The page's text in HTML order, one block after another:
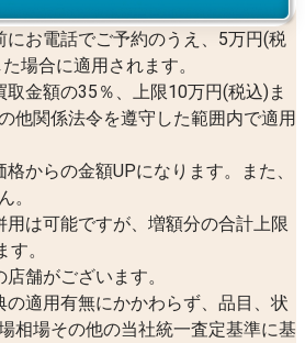
お電話でご予約のうえ、5万円(税
場合に適用されます。
金額の35％、上限10万円(税込)ま
他関係法令を遵守した範囲内で適用
からの金額UPになります。また、
。
は可能ですが、増額分の合計上限
。
舗がございます。
適用有無にかかわらず、品目、状
相場その他の当社統一査定基準に基